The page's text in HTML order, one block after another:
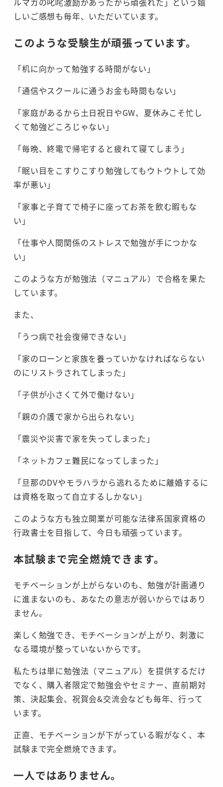
しいご感想も毎年、いただいています。
このような受験生が頑張っています。
「机に向かって勉強する時間がない」
「通信やスクールに通うお金も時間もない」
「家庭があるから土日祝日やGW、夏休みこそ忙し
くて勉強どころじゃない」
「毎晩、終電で帰宅すると疲れて寝てしまう」
「眠い目をこすりこすり勉強してもウトウトして効
率が悪い」
「家事と子育てで椅子に座ってお茶を飲む暇もな
い」
「仕事や人間関係のストレスで勉強が手につかな
い」
このような方が勉強法（マニュアル）で合格を果た
しています。
また、
「うつ病で社会復帰できない」
「家のローンと家族を養っていかなければならない
のにリストラされてしまった」
「子供が小さくて外で働けない」
「親の介護で家から出られない」
「震災や災害で家を失ってしまった」
「ネットカフェ難民になってしまった」
「旦那のDVやモラハラから逃れるために離婚するに
は資格を取って自立するしかない」
このような方も独立開業が可能な法律系国家資格の
行政書士を目指して、今日も頑張っています。
本試験まで完全燃焼できます。
モチベーションが上がらないのも、勉強が計画通り
に進まないのも、あなたの意志が弱いからではあり
ません。
楽しく勉強でき、モチベーションが上がり、刺激に
なる環境が整っていないからです。
私たちは単に勉強法（マニュアル）を提供するだけ
でなく、購入者限定で勉強会やセミナー、直前期対
策、決起集会、祝賀会&交流会なども毎年、行って
います。
正直、モチベーションが下がっている暇がなく、本
試験まで完全燃焼できます。
一人ではありません。